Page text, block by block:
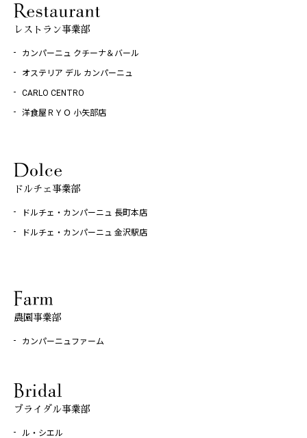
レストラン事業部
カンパーニュ クチーナ＆バール
オステリア デル カンパーニュ
CARLO CENTRO
洋食屋ＲＹＯ 小矢部店
ドルチェ事業部
ドルチェ・カンパーニュ 長町本店
ドルチェ・カンパーニュ 金沢駅店
農園事業部
カンパーニュファーム
ブライダル事業部
ル・シエル